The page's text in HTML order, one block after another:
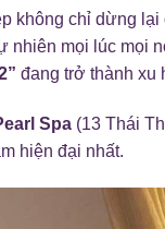
không chỉ dừng
nhiên mọi lúc mọi
đang trở thành xu
Spa (13 Thái
hiện đại nhất.